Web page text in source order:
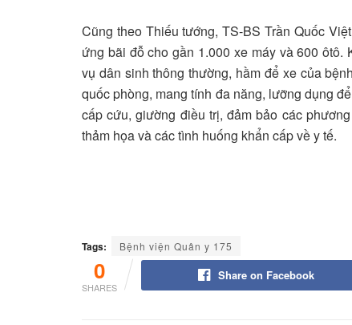
Cũng theo Thiếu tướng, TS-BS Trần Quốc
ứng bãi đỗ cho gần 1.000 xe máy và 600
vụ dân sinh thông thường, hầm để xe của
quốc phòng, mang tính đa năng, lưỡng dụng
cấp cứu, giường điều trị, đảm bảo các
thảm họa và các tình huống khẩn cấp về y tế.
Tags: Bệnh viện Quân y 175
0
SHARES
Share on Facebook